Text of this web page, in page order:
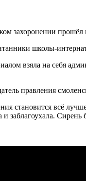
захоронении
школы-
взяла на себя
правления
становится всё
заблагоухала.